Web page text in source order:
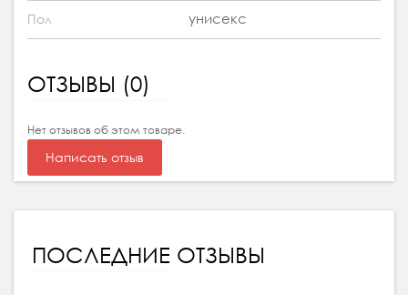
Пол унисекс
ОТЗЫВЫ (0)
Нет отзывов об этом товаре.
Написать отзыв
ПОСЛЕДНИЕ ОТЗЫВЫ